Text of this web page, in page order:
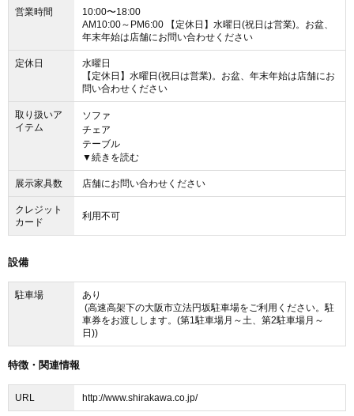
営業時間
10:00〜18:00
AM10:00～PM6:00 【定休日】水曜日(祝日は営業)。お盆、
年末年始は店舗にお問い合わせください
定休日
水曜日
【定休日】水曜日(祝日は営業)。お盆、年末年始は店舗にお
問い合わせください
取り扱いア
イテム
ソファ
チェア
テーブル
デスク
収納家具
ファブリック クッション
▼続きを読む
展示家具数 店舗にお問い合わせください
クレジット
カード
利用不可
設備
駐車場
あり
(高速高架下の大阪市立法円坂駐車場をご利用ください。駐
車券をお渡しします。(第1駐車場月～土、第2駐車場月～
日))
特徴・関連情報
URL http://www.shirakawa.co.jp/